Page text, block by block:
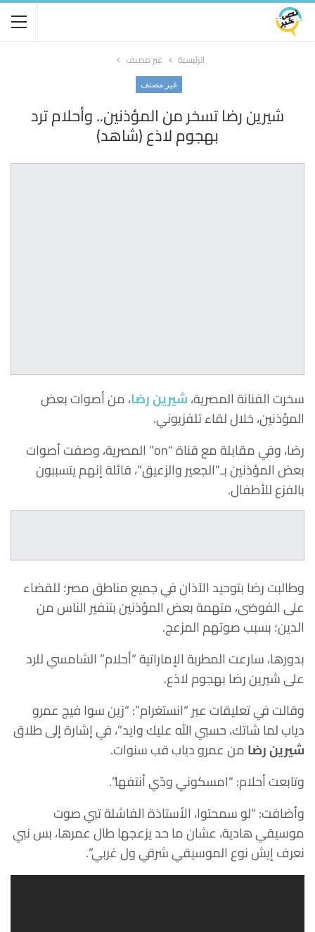
الرئيسية غير مصنف
غير مصنف
شيرين رضا تسخر من المؤذنين.. وأحلام ترد
بهجوم لاذع (شاهد)
سخرت الفنانة المصرية،شيرين رضا، من أصوات بعض
المؤذنين، خلال لقاء تلفزيوني.
رضا، وفي مقابلة مع قناة “on” المصرية، وصفت أصوات
بعض المؤذنين بـ”الجعير والزعيق”، قائلة إنهم يتسببون
بالفزع للأطفال.
وطالبت رضا بتوحيد الآذان في جميع مناطق مصر؛ للقضاء
على الفوضى، متهمة بعض المؤذنين بتنفير الناس من
الدين؛ بسبب صوتهم المزعج.
بدورها، سارعت المطربة الإماراتية “أحلام” الشامسي للرد
على شيرين رضا بهجوم لاذع.
وقالت في تعليقات عبر “انستغرام”: “زين سوا فيج عمرو
دياب لما شاتك، حسبي الله عليك وايد”، في إشارة إلى طلاق
شيرين رضامن عمرو دياب قب سنوات.
وتابعت أحلام: “امسكوني ودّي أنتفها”.
وأضافت: “لو سمحتوا، الأستاذة الفاشلة تبي صوت
موسيقي هادية، عشان ما حد يزعجها طال عمرها، بس نبي
نعرف إيش نوع الموسيقي شرقي ول غربي”.